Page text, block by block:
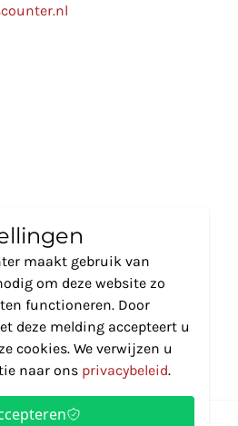
maakt gebruik van
om deze website zo
functioneren. Door
deze melding accepteert u
cookies. We verwijzen u
naar ons privacybeleid.